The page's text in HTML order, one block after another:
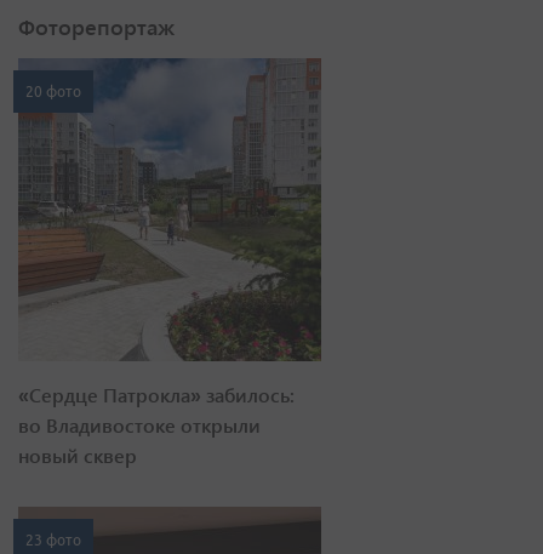
Фоторепортаж
20 фото
«Сердце Патрокла» забилось:
во Владивостоке открыли
новый сквер
23 фото